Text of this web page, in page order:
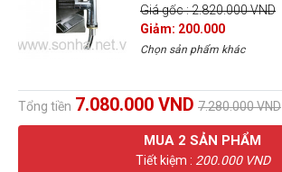
Giá gốc : 2.820.000 VND
Giảm: 200.000
Chọn sản phẩm khác
Tổng tiền 7.080.000 VND 7.280.000 VND
MUA 2 SẢN PHẨM
Tiết kiệm : 200.000 VND